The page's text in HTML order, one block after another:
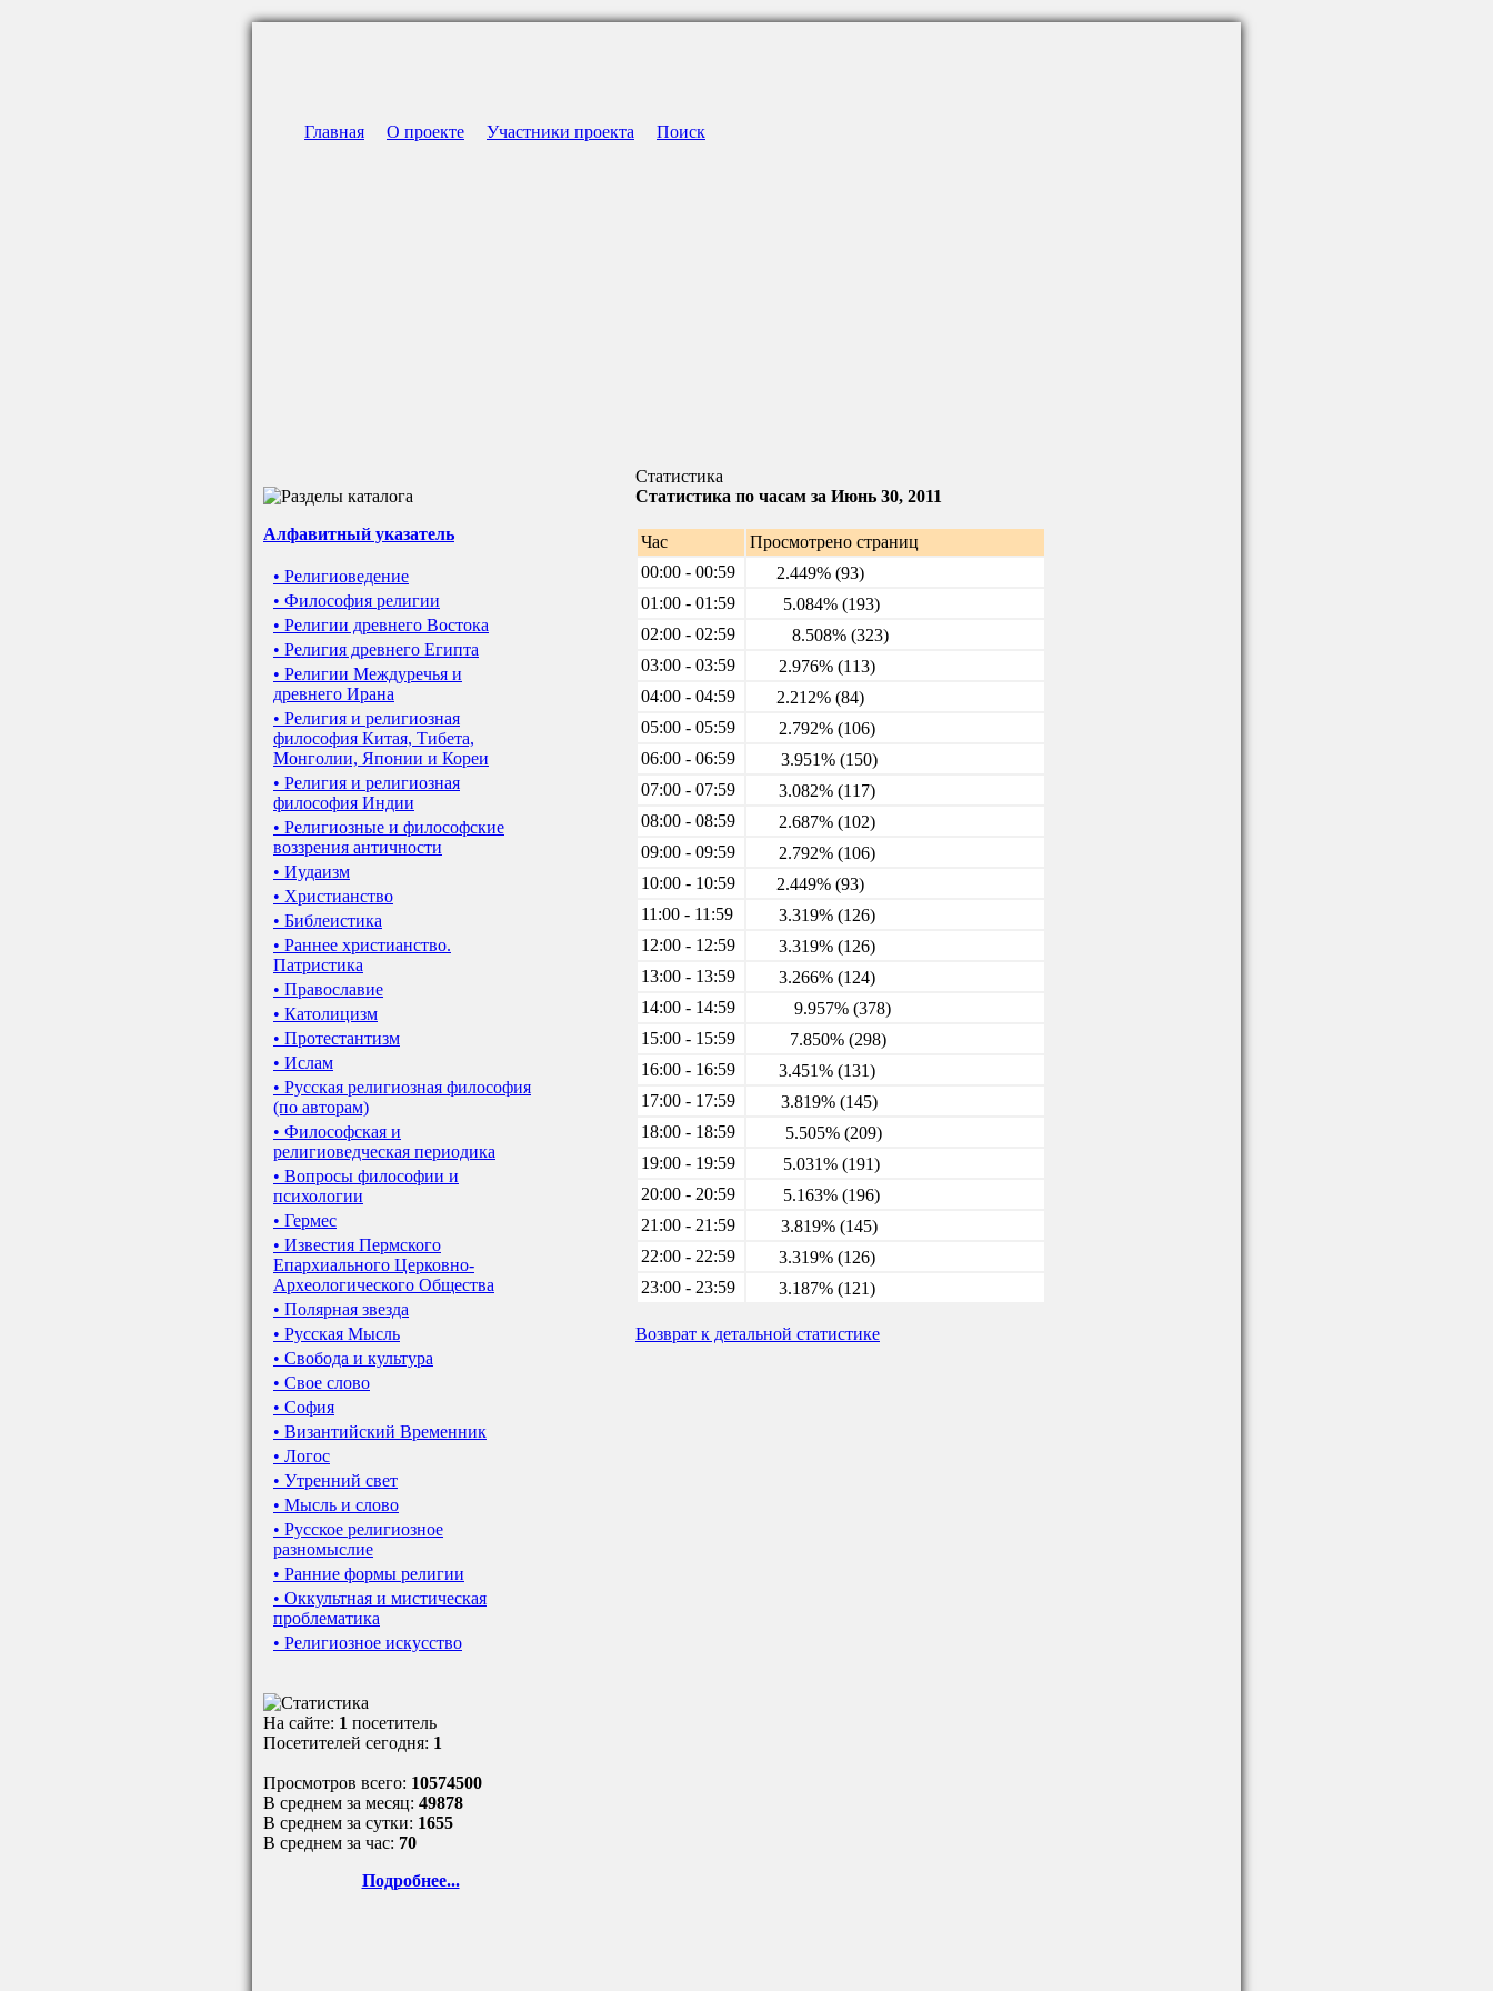
Главная О проекте Участники проекта Поиск
Алфавитный указатель
• Религиоведение
• Философия религии
• Религии древнего Востока
• Религия древнего Египта
• Религии Междуречья и
древнего Ирана
• Религия и религиозная
философия Китая, Тибета,
Монголии, Японии и Кореи
• Религия и религиозная
философия Индии
• Религиозные и философские
воззрения античности
• Иудаизм
• Христианство
• Библеистика
• Раннее христианство.
Патристика
• Православие
• Католицизм
• Протестантизм
• Ислам
• Русская религиозная философия
(по авторам)
• Философская и
религиоведческая периодика
• Вопросы философии и
психологии
• Гермес
• Известия Пермского
Епархиального Церковно-
Археологического Общества
• Полярная звезда
• Русская Мысль
• Свобода и культура
• Свое слово
• София
• Византийский Временник
• Логос
• Утренний свет
• Мысль и слово
• Русское религиозное
разномыслие
• Ранние формы религии
• Оккультная и мистическая
проблематика
• Религиозное искусство
На сайте: 1 посетитель
Посетителей сегодня: 1
Просмотров всего: 10574500
В среднем за месяц: 49878
В среднем за сутки: 1655
В среднем за час: 70
Подробнее...
Статистика
Статистика по часам за Июнь 30, 2011
Час
Просмотрено страниц
00:00 - 00:59
2.449% (93)
01:00 - 01:59
5.084% (193)
02:00 - 02:59
8.508% (323)
03:00 - 03:59
2.976% (113)
04:00 - 04:59
2.212% (84)
05:00 - 05:59
2.792% (106)
06:00 - 06:59
3.951% (150)
07:00 - 07:59
3.082% (117)
08:00 - 08:59
2.687% (102)
09:00 - 09:59
2.792% (106)
10:00 - 10:59
2.449% (93)
11:00 - 11:59
3.319% (126)
12:00 - 12:59
3.319% (126)
13:00 - 13:59
3.266% (124)
14:00 - 14:59
9.957% (378)
15:00 - 15:59
7.850% (298)
16:00 - 16:59
3.451% (131)
17:00 - 17:59
3.819% (145)
18:00 - 18:59
5.505% (209)
19:00 - 19:59
5.031% (191)
20:00 - 20:59
5.163% (196)
21:00 - 21:59
3.819% (145)
22:00 - 22:59
3.319% (126)
23:00 - 23:59
3.187% (121)
Возврат к детальной статистике